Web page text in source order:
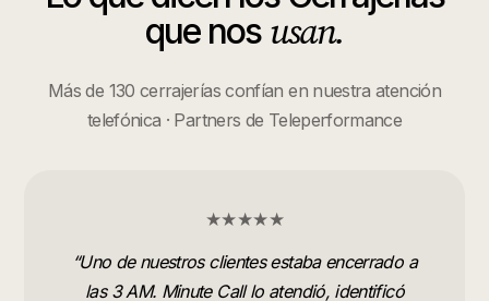
que nos usan.
Más de 130 cerrajerías confían en nuestra atención
telefónica · Partners de Teleperformance
★★★★★
“Uno de nuestros clientes estaba encerrado a
las 3 AM. Minute Call lo atendió, identificó